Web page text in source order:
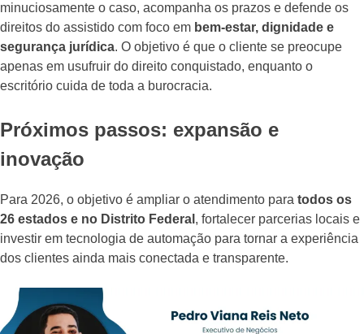
minuciosamente o caso, acompanha os prazos e defende os
direitos do assistido com foco em bem-estar, dignidade e
segurança jurídica. O objetivo é que o cliente se preocupe
apenas em usufruir do direito conquistado, enquanto o
escritório cuida de toda a burocracia.
Próximos passos: expansão e
inovação
Para 2026, o objetivo é ampliar o atendimento para todos os
26 estados e no Distrito Federal , fortalecer parcerias locais e
investir em tecnologia de automação para tornar a experiência
dos clientes ainda mais conectada e transparente.